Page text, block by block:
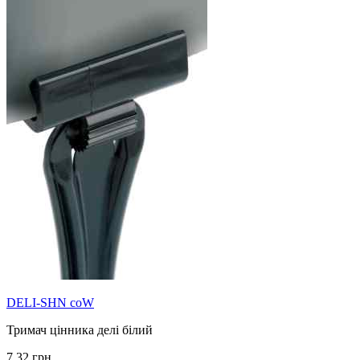
DELI-SHN coW
Тримач цінника делі білий
7,32 грн